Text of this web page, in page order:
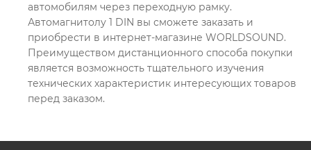
автомобилям через переходную рамку.
Автомагнитолу 1 DIN вы сможете заказать и
приобрести в интернет-магазине WORLDSOUND.
Преимуществом дистанционного способа покупки
является возможность тщательного изучения
технических характеристик интересующих товаров
перед заказом.